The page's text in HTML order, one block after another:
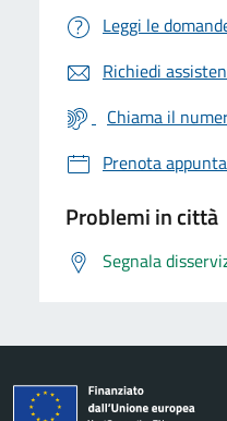
Leggi le
Richiedi
Chiama il
Prenota
Problemi in città
Segnala